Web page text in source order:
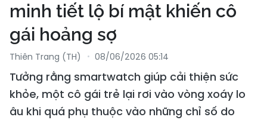
minh tiết lộ bí mật khiến cô
gái hoảng sợ
Thiên Trang (TH) 08/06/2026 05:14
Tưởng rằng smartwatch giúp cải thiện sức
khỏe, một cô gái trẻ lại rơi vào vòng xoáy lo
âu khi quá phụ thuộc vào những chỉ số do